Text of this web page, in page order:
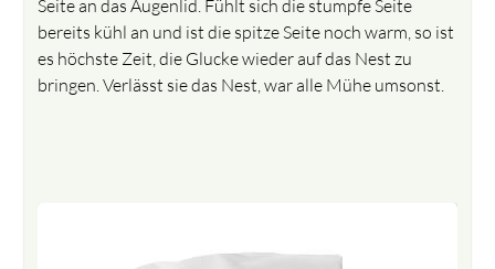
Seite an das Augenlid. Fühlt sich die stumpfe Seite
bereits kühl an und ist die spitze Seite noch warm, so ist
es höchste Zeit, die Glucke wieder auf das Nest zu
bringen. Verlässt sie das Nest, war alle Mühe umsonst.